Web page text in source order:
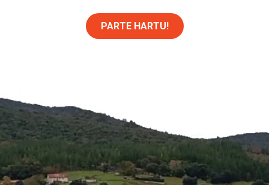
PARTE HARTU!